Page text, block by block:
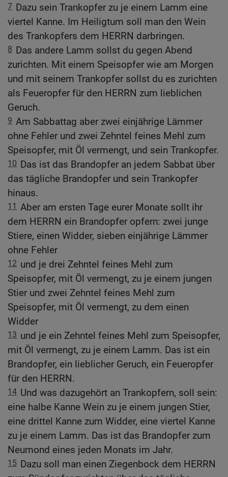
7 Dazu sein Trankopfer zu je einem Lamm eine
viertel Kanne. Im Heiligtum soll man den Wein
des Trankopfers dem HERRN darbringen.
8 Das andere Lamm sollst du gegen Abend
zurichten. Mit einem Speisopfer wie am Morgen
und mit seinem Trankopfer sollst du es zurichten
als Feueropfer für den HERRN zum lieblichen
Geruch.
9 Am Sabbattag aber zwei einjährige Lämmer
ohne Fehler und zwei Zehntel feines Mehl zum
Speisopfer, mit Öl vermengt, und sein Trankopfer.
10 Das ist das Brandopfer an jedem Sabbat über
das tägliche Brandopfer und sein Trankopfer
hinaus.
11 Aber am ersten Tage eurer Monate sollt ihr
dem HERRN ein Brandopfer opfern: zwei junge
Stiere, einen Widder, sieben einjährige Lämmer
ohne Fehler
12 und je drei Zehntel feines Mehl zum
Speisopfer, mit Öl vermengt, zu je einem jungen
Stier und zwei Zehntel feines Mehl zum
Speisopfer, mit Öl vermengt, zu dem einen
Widder
13 und je ein Zehntel feines Mehl zum Speisopfer,
mit Öl vermengt, zu je einem Lamm. Das ist ein
Brandopfer, ein lieblicher Geruch, ein Feueropfer
für den HERRN.
14 Und was dazugehört an Trankopfern, soll sein:
eine halbe Kanne Wein zu je einem jungen Stier,
eine drittel Kanne zum Widder, eine viertel Kanne
zu je einem Lamm. Das ist das Brandopfer zum
Neumond eines jeden Monats im Jahr.
15 Dazu soll man einen Ziegenbock dem HERRN